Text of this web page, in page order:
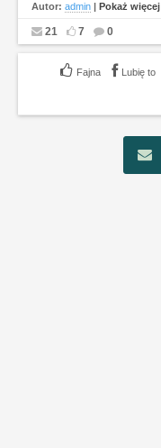
Autor: admin | Pokaż więcej
21 7 0
Lubię to